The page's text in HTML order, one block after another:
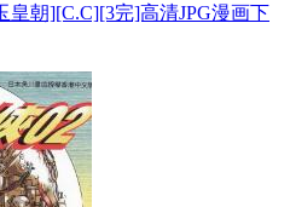
朝][C.C][3完]高清JPG漫画下